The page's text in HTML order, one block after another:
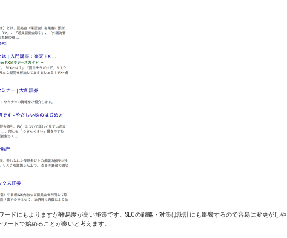
ドにもよりますが難易度が高い施策です。SEOの戦略・対策は設計にも影響するので容易に変更がしや
ードで始めることが良いと考えます。